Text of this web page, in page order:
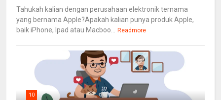
Tahukah kalian dengan perusahaan elektronik ternama
yang bernama Apple?Apakah kalian punya produk Apple,
baik iPhone, Ipad atau Macboo... Readmore
10